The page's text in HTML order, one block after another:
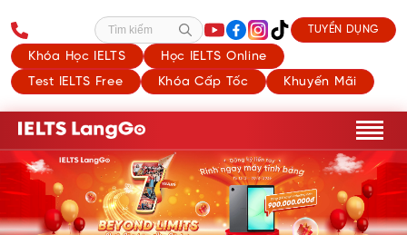
Khóa Học IELTS
Học IELTS Online
Test IELTS Free
Khóa Cấp Tốc Khuyến Mãi
Tìm kiếm TUYỂN DỤNG